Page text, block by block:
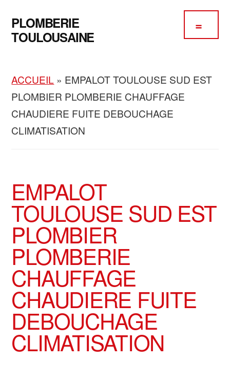
contenu
principal
barre
footer
Additional
menu
PLOMBERIE
TOULOUSAINE
Climatisation
ACCUEIL » EMPALOT TOULOUSE SUD EST
PLOMBIER PLOMBERIE CHAUFFAGE
CHAUDIERE FUITE DEBOUCHAGE
CLIMATISATION
EMPALOT
TOULOUSE SUD EST
PLOMBIER
PLOMBERIE
CHAUFFAGE
CHAUDIERE FUITE
DEBOUCHAGE
CLIMATISATION